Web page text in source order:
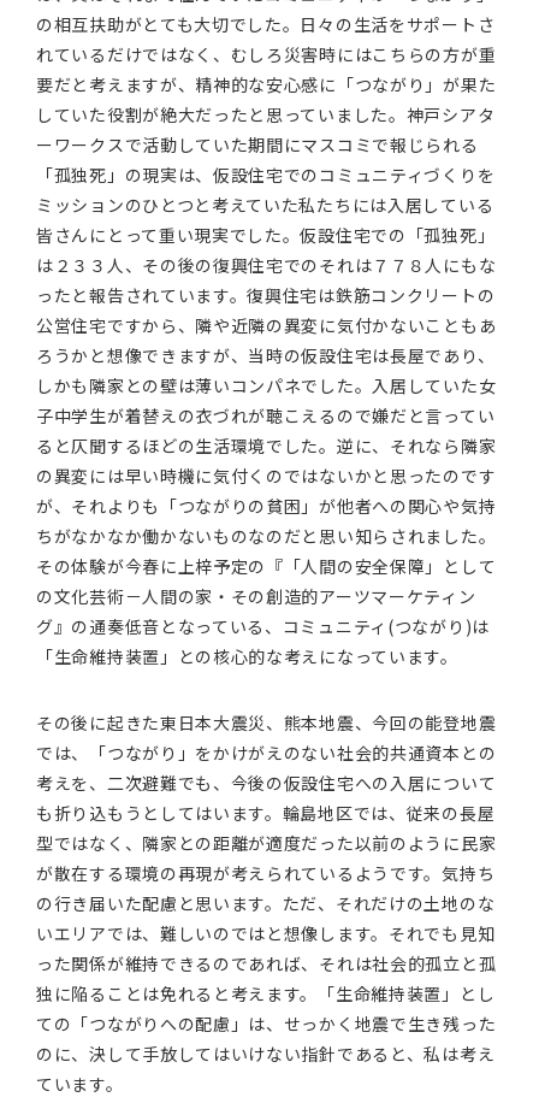
の相互扶助がとても大切でした。日々の生活をサポートさ
れているだけではなく、むしろ災害時にはこちらの方が重
要だと考えますが、精神的な安心感に「つながり」が果た
していた役割が絶大だったと思っていました。神戸シアタ
ーワークスで活動していた期間にマスコミで報じられる
「孤独死」の現実は、仮設住宅でのコミュニティづくりを
ミッションのひとつと考えていた私たちには入居している
皆さんにとって重い現実でした。仮設住宅での「孤独死」
は２３３人、その後の復興住宅でのそれは７７８人にもな
ったと報告されています。復興住宅は鉄筋コンクリートの
公営住宅ですから、隣や近隣の異変に気付かないこともあ
ろうかと想像できますが、当時の仮設住宅は長屋であり、
しかも隣家との壁は薄いコンパネでした。入居していた女
子中学生が着替えの衣づれが聴こえるので嫌だと言ってい
ると仄聞するほどの生活環境でした。逆に、それなら隣家
の異変には早い時機に気付くのではないかと思ったのです
が、それよりも「つながりの貧困」が他者への関心や気持
ちがなかなか働かないものなのだと思い知らされました。
その体験が今春に上梓予定の『「人間の安全保障」として
の文化芸術－人間の家・その創造的アーツマーケティン
グ』の通奏低音となっている、コミュニティ(つながり)は
「生命維持装置」との核心的な考えになっています。
その後に起きた東日本大震災、熊本地震、今回の能登地震
では、「つながり」をかけがえのない社会的共通資本との
考えを、二次避難でも、今後の仮設住宅への入居について
も折り込もうとしてはいます。輪島地区では、従来の長屋
型ではなく、隣家との距離が適度だった以前のように民家
が散在する環境の再現が考えられているようです。気持ち
の行き届いた配慮と思います。ただ、それだけの土地のな
いエリアでは、難しいのではと想像します。それでも見知
った関係が維持できるのであれば、それは社会的孤立と孤
独に陥ることは免れると考えます。「生命維持装置」とし
ての「つながりへの配慮」は、せっかく地震で生き残った
のに、決して手放してはいけない指針であると、私は考え
ています。